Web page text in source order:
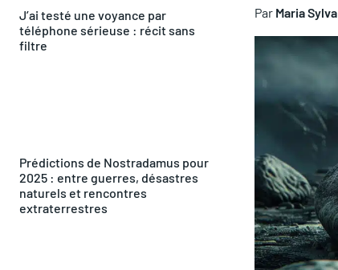
J’ai testé une voyance par
téléphone sérieuse : récit sans
filtre
Prédictions de Nostradamus pour
2025 : entre guerres, désastres
naturels et rencontres
extraterrestres
Par Maria Sylva